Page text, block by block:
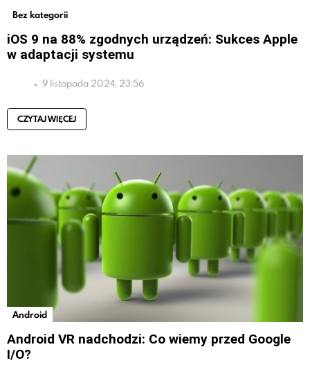
Bez kategorii
iOS 9 na 88% zgodnych urządzeń: Sukces Apple
w adaptacji systemu
9 listopada 2024, 23:56
CZYTAJ WIĘCEJ
Android
Android VR nadchodzi: Co wiemy przed Google
I/O?